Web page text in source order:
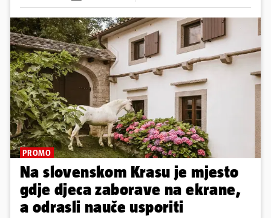
PROMO
Na slovenskom Krasu je mjesto
gdje djeca zaborave na ekrane,
a odrasli nauče usporiti